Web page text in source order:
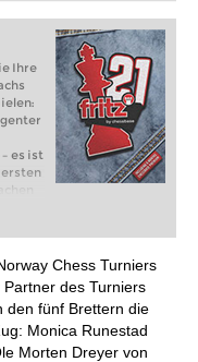
Ihre
es ist
ersten
und
Chess Turniers
des Turniers
den fünf Brettern die
Monica Runestad
Morten Dreyer von